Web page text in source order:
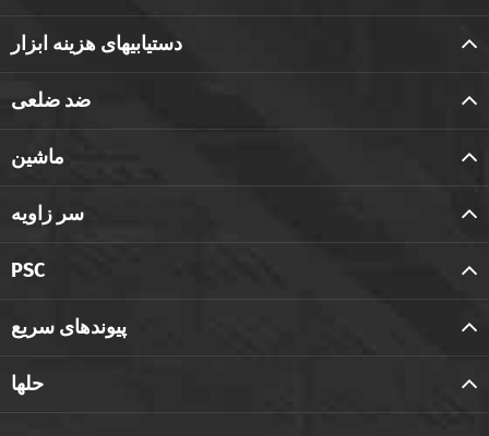
دستیابیهای هزینه ابزار
ضد ضلعی
ماشین
سر زاویه
PSC
پیوندهای سریع
حلها